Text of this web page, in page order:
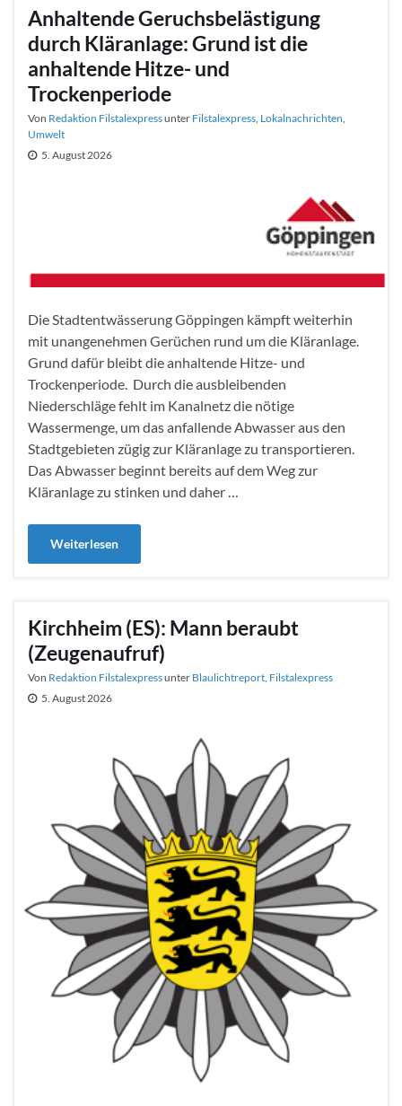
Anhaltende Geruchsbelästigung
durch Kläranlage: Grund ist die
anhaltende Hitze- und
Trockenperiode
Von Redaktion Filstalexpressunter Filstalexpress, Lokalnachrichten,
Umwelt
5. August 2026
Die Stadtentwässerung Göppingen kämpft weiterhin
mit unangenehmen Gerüchen rund um die Kläranlage.
Grund dafür bleibt die anhaltende Hitze- und
Trockenperiode. Durch die ausbleibenden
Niederschläge fehlt im Kanalnetz die nötige
Wassermenge, um das anfallende Abwasser aus den
Stadtgebieten zügig zur Kläranlage zu transportieren.
Das Abwasser beginnt bereits auf dem Weg zur
Kläranlage zu stinken und daher …
Weiterlesen
Kirchheim (ES): Mann beraubt
(Zeugenaufruf)
Von Redaktion Filstalexpressunter Blaulichtreport, Filstalexpress
5. August 2026